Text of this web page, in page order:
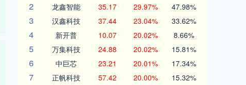
2 龙鑫智能 35.17 29.97% 47.98%
3 汉鑫科技 37.44 23.04% 33.62%
4 新开普 10.07 20.02% 8.66%
5 万集科技 24.88 20.02% 15.81%
6 中巨芯 23.21 20.01% 17.34%
7 正帆科技 57.42 20.00% 15.32%